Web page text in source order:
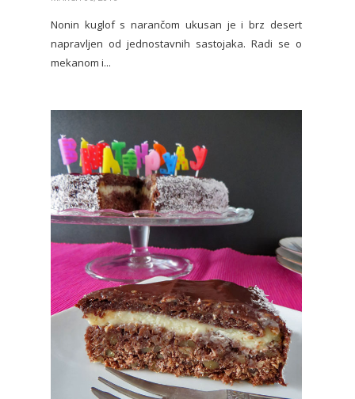
Nonin kuglof s narančom ukusan je i brz desert
napravljen od jednostavnih sastojaka. Radi se o
mekanom i...